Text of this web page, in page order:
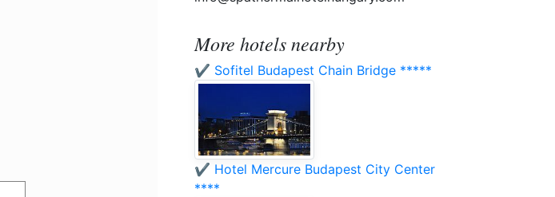
More hotels nearby
✔️ Sofitel Budapest Chain Bridge *****
✔️ Hotel Mercure Budapest City Center
****